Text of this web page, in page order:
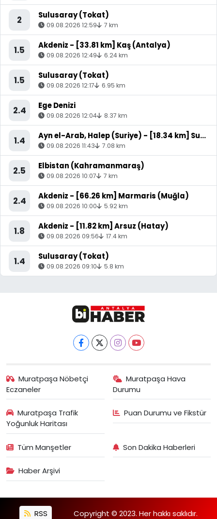
2 Sulusaray (Tokat)
09.08.2026 12:59 7 km
1.5 Akdeniz - [33.81 km] Kaş (Antalya)
09.08.2026 12:49 6.24 km
1.5 Sulusaray (Tokat)
09.08.2026 12:17 6.95 km
2.4 Ege Denizi
09.08.2026 12:04 8.37 km
1.4 Ayn el-Arab, Halep (Suriye) - [18.34 km] Suruç (Şanlıurfa)
09.08.2026 11:43 7.08 km
2.5 Elbistan (Kahramanmaraş)
09.08.2026 10:07 7 km
2.4 Akdeniz - [66.26 km] Marmaris (Muğla)
09.08.2026 10:00 5.92 km
1.8 Akdeniz - [11.82 km] Arsuz (Hatay)
09.08.2026 09:56 17.4 km
1.4 Sulusaray (Tokat)
09.08.2026 09:10 5.8 km
Muratpaşa Nöbetçi
Eczaneler
Muratpaşa Hava
Durumu
Muratpaşa Trafik
Yoğunluk Haritası
Puan Durumu ve Fikstür
Tüm Manşetler Son Dakika Haberleri
Haber Arşivi
RSS Copyright © 2023. Her hakkı saklıdır.